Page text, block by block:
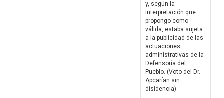
y, según la
interpretación que
propongo como
válida, estaba sujeta
a la publicidad de las
actuaciones
administrativas de la
Defensoría del
Pueblo. (Voto del Dr.
Apcarían sin
disidencia)